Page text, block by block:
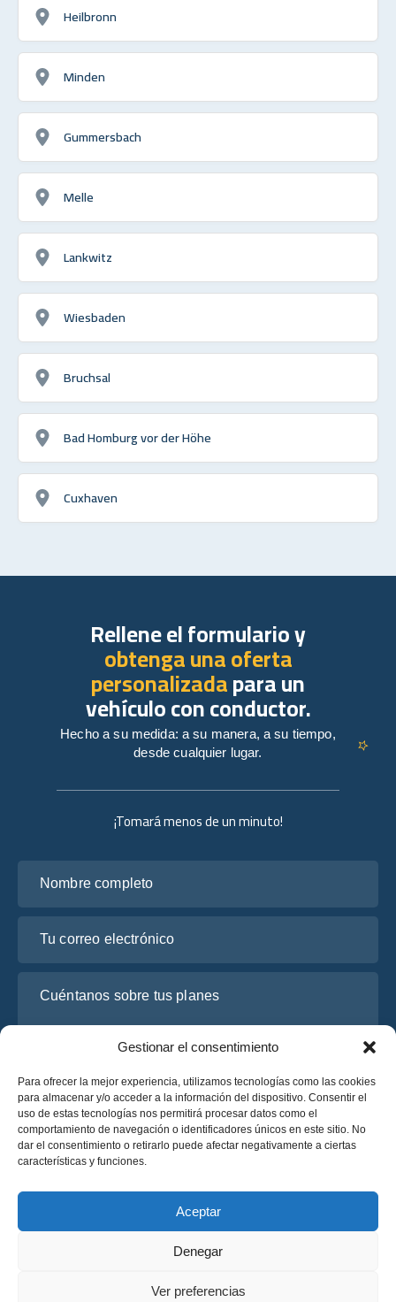
Gestionar el consentimiento
Para ofrecer la mejor experiencia, utilizamos tecnologías como las cookies
para almacenar y/o acceder a la información del dispositivo. Consentir el
uso de estas tecnologías nos permitirá procesar datos como el
comportamiento de navegación o identificadores únicos en este sitio. No
dar el consentimiento o retirarlo puede afectar negativamente a ciertas
características y funciones.
Aceptar
Denegar
Ver preferencias
Heilbronn
Minden
Gummersbach
Melle
Lankwitz
Wiesbaden
Bruchsal
Bad Homburg vor der Höhe
Cuxhaven
¡Tomará menos de un minuto!
He leído y acepto la
Solicite un presupuesto
Solicite un presupuesto
Rellene el formulario y
obtenga una oferta
personalizadapara un
vehículo con conductor.
Hecho a su medida: a su manera, a su tiempo,
desde cualquier lugar.